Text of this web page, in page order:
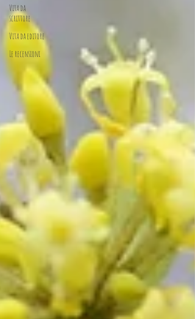
Vita da
scrittore
Vita da editore
Le recensioni